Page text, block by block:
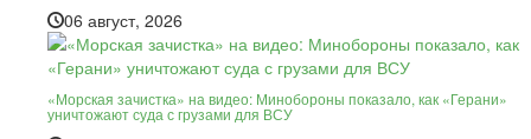
06 август, 2026
«Морская зачистка» на видео: Минобороны показало, как «Герани»
уничтожают суда с грузами для ВСУ